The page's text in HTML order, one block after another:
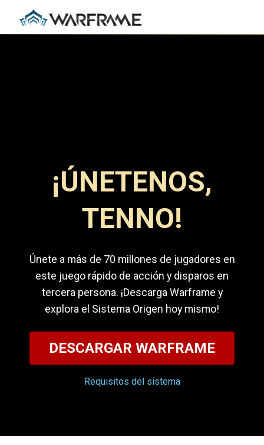
¡ÚNETENOS,
TENNO!
Únete a más de 70 millones de jugadores en
este juego rápido de acción y disparos en
tercera persona. ¡Descarga Warframe y
explora el Sistema Origen hoy mismo!
DESCARGAR WARFRAME
Requisitos del sistema